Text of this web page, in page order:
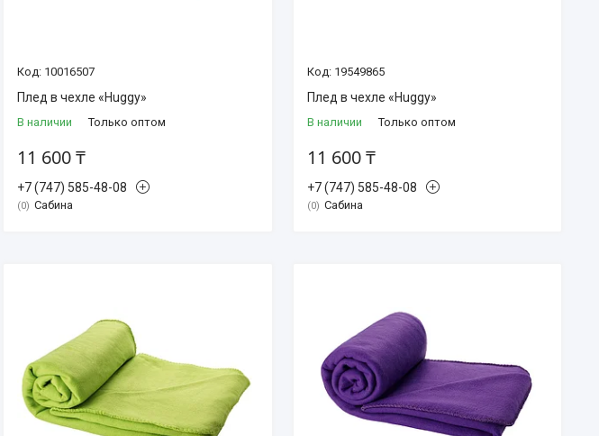
10016507
Плед в чехле «Huggy»
В наличии Только оптом
11 600 ₸
+7 (747) 585-48-08
0 Сабина
19549865
Плед в чехле «Huggy»
В наличии Только оптом
11 600 ₸
+7 (747) 585-48-08
0 Сабина